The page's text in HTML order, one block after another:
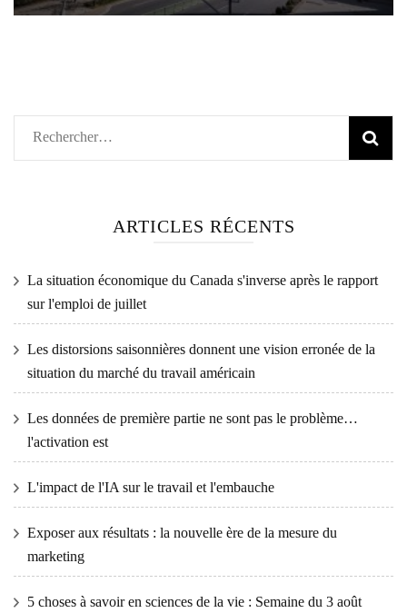
Rechercher :
ARTICLES RÉCENTS
La situation économique du Canada s'inverse après le rapport
sur l'emploi de juillet
Les distorsions saisonnières donnent une vision erronée de la
situation du marché du travail américain
Les données de première partie ne sont pas le problème…
l'activation est
L'impact de l'IA sur le travail et l'embauche
Exposer aux résultats : la nouvelle ère de la mesure du
marketing
5 choses à savoir en sciences de la vie : Semaine du 3 août